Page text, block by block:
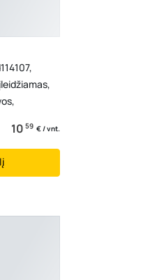
10 59 € / vnt.